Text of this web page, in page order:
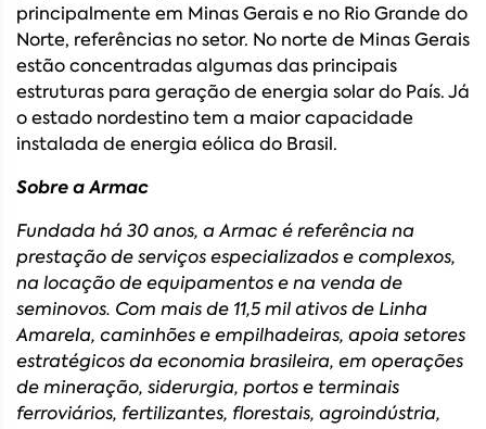
principalmente em Minas Gerais e no Rio Grande do
Norte, referências no setor. No norte de Minas Gerais
estão concentradas algumas das principais
estruturas para geração de energia solar do País. Já
o estado nordestino tem a maior capacidade
instalada de energia eólica do Brasil.
Sobre a Armac
Fundada há 30 anos, a Armac é referência na
prestação de serviços especializados e complexos,
na locação de equipamentos e na venda de
seminovos. Com mais de 11,5 mil ativos de Linha
Amarela, caminhões e empilhadeiras, apoia setores
estratégicos da economia brasileira, em operações
de mineração, siderurgia, portos e terminais
ferroviários, fertilizantes, florestais, agroindústria,